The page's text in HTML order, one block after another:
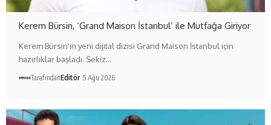
Kerem Bürsin, ‘Grand Maison İstanbul’ ile Mutfağa Giriyor
Kerem Bürsin'in yeni dijital dizisi Grand Maison İstanbul için
hazırlıklar başladı. Sekiz…
TarafındanEditör 5 Ağu 2026